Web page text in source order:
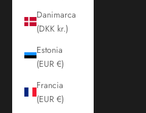
Danimarca
(DKK kr.)
Estonia
(EUR €)
Francia
(EUR €)